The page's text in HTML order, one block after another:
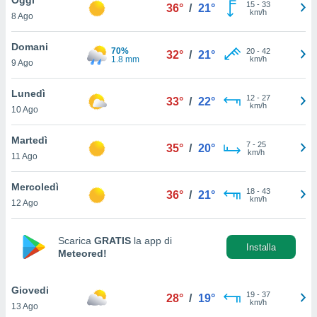
è
al sito
di
ci
di
il
un
la
nella
8 Ago
36° / 21° 15- 33
km/h
Domani
9 Ago
70%
1.8 mm
32° / 21° 20- 42
km/h
Lunedì
10 Ago
33° / 22° 12- 27
km/h
Martedì
11 Ago
35° / 20° 7- 25
km/h
Mercoledì
12 Ago
36° / 21° 18- 43
km/h
Scarica GRATIS la app di
Meteored!
Installa
Giovedi
13 Ago
28° / 19° 19- 37
km/h